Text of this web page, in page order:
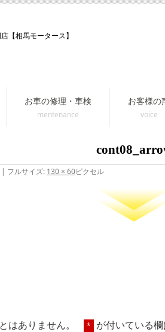
【相馬モータース】
お車の修理・車検 お客様の
| フルサイズ: 130 × 60ピクセル
はありません。 * が付いている